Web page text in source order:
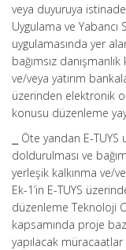
veya duyuruya
Uygulama ve Yabancı
uygulamasında yer
bağımsız
ve/veya yatırım
üzerinden elektronik
konusu düzenleme
⎯ Öte yandan E-
doldurulması ve
yerleşik kalkınma ve/
Ek-1’in E-TUYS
düzenleme Teknoloji
kapsamında proje
yapılacak